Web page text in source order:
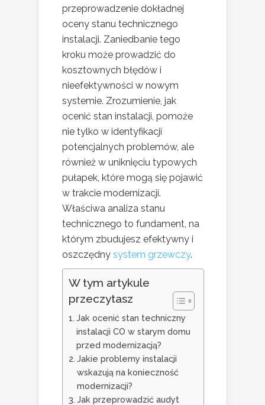
przeprowadzenie dokładnej
oceny stanu technicznego
instalacji. Zaniedbanie tego
kroku może prowadzić do
kosztownych błędów i
nieefektywności w nowym
systemie. Zrozumienie, jak
ocenić stan instalacji, pomoże
nie tylko w identyfikacji
potencjalnych problemów, ale
również w uniknięciu typowych
pułapek, które mogą się pojawić
w trakcie modernizacji.
Właściwa analiza stanu
technicznego to fundament, na
którym zbudujesz efektywny i
oszczędny system grzewczy.
W tym artykule
przeczytasz
Jak ocenić stan techniczny
instalacji CO w starym domu
przed modernizacją?
Jakie problemy instalacji
wskazują na konieczność
modernizacji?
Jak przeprowadzić audyt